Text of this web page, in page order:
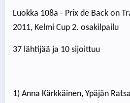
Luokka 108a - Prix de Back on
2011, Kelmi Cup 2. osakilpailu
37 lähtijää ja 10 sijoittuu
1) Anna Kärkkäinen, Ypäjän